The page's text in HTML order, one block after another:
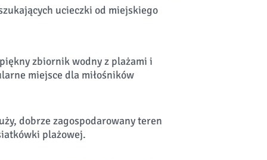
ucieczki od miejskiego
zbiornik wodny z plażami i
miejsce dla miłośników
dobrze zagospodarowany teren
plażowej.